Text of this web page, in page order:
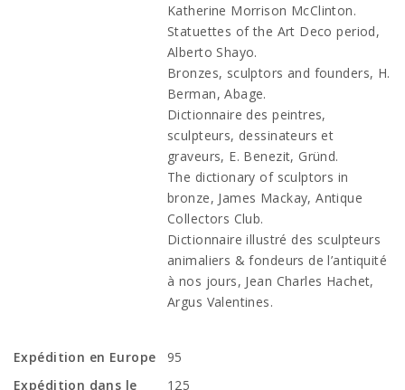
Katherine Morrison McClinton.
Statuettes of the Art Deco period,
Alberto Shayo.
Bronzes, sculptors and founders, H.
Berman, Abage.
Dictionnaire des peintres,
sculpteurs, dessinateurs et
graveurs, E. Benezit, Gründ.
The dictionary of sculptors in
bronze, James Mackay, Antique
Collectors Club.
Dictionnaire illustré des sculpteurs
animaliers & fondeurs de l’antiquité
à nos jours, Jean Charles Hachet,
Argus Valentines.
Expédition en Europe
95
Expédition dans le
125